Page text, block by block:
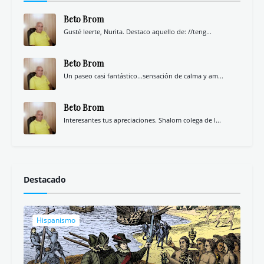
Beto Brom
Gusté leerte, Nurita. Destaco aquello de: //teng...
Beto Brom
Un paseo casi fantástico...sensación de calma y am...
Beto Brom
Interesantes tus apreciaciones. Shalom colega de l...
Destacado
Hispanismo